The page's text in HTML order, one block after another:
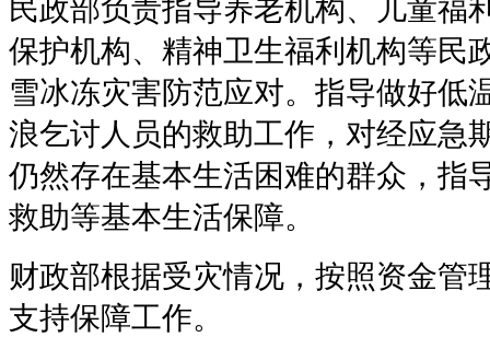
民政部负责指导养老机构、儿童福
保护机构、精神卫生福利机构等民
雪冰冻灾害防范应对。指导做好低
浪乞讨人员的救助工作，对经应急
仍然存在基本生活困难的群众，指
救助等基本生活保障。
财政部根据受灾情况，按照资金管
支持保障工作。